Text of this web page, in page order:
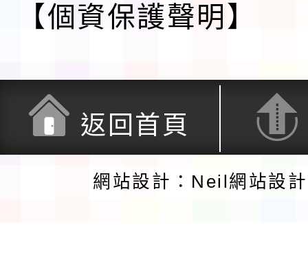
【個資保護聲明】
返回首頁
網站設計：Neil網站設